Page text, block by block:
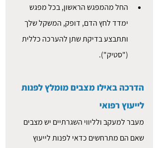
החל מהמפגש הראשון, בכל מפגש
ימדד לחץ הדם, דופק, המשקל שלך
ותתבצע בדיקת שתן להערכה כללית
("סטיק").
הדרכה באילו מצבים מומלץ לפנות
לייעוץ רפואי
מעבר למעקב ולליווי השגרתיים יש מצבים
שאם הם מתרחשים כדאי לפנות לייעוץ